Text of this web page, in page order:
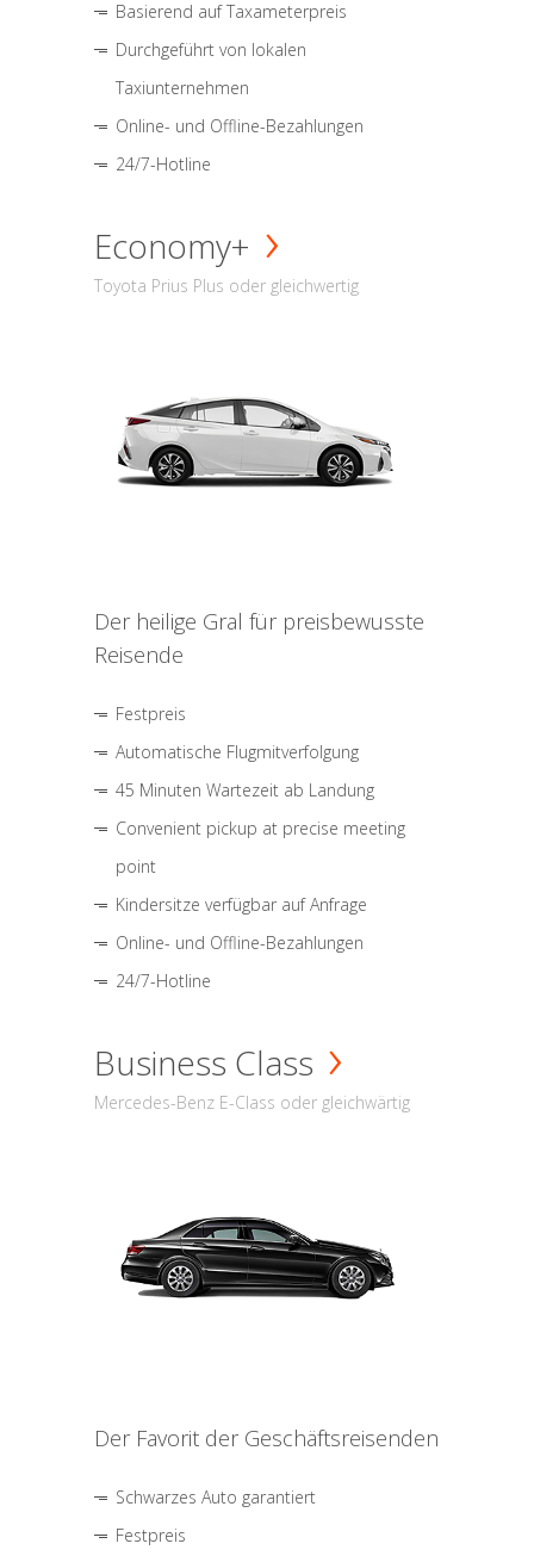
Basierend auf Taxameterpreis
Durchgeführt von lokalen
Taxiunternehmen
Online- und Offline-Bezahlungen
24/7-Hotline
Economy+
Toyota Prius Plus oder gleichwertig
Der heilige Gral für preisbewusste
Reisende
Festpreis
Automatische Flugmitverfolgung
45 Minuten Wartezeit ab Landung
Convenient pickup at precise meeting
point
Kindersitze verfügbar auf Anfrage
Online- und Offline-Bezahlungen
24/7-Hotline
Business Class
Mercedes-Benz E-Class oder gleichwärtig
Der Favorit der Geschäftsreisenden
Schwarzes Auto garantiert
Festpreis